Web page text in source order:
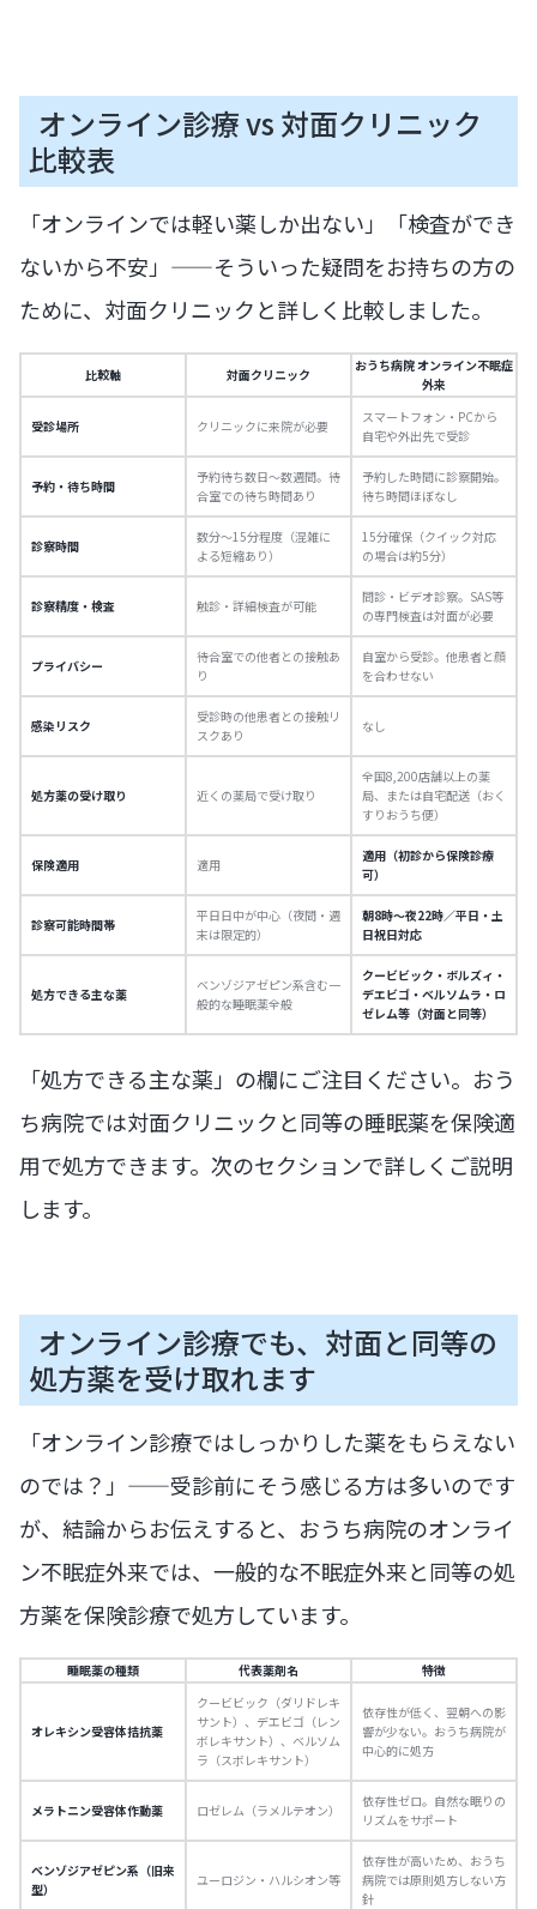
オンライン診療 vs 対面クリニック
比較表
「オンラインでは軽い薬しか出ない」「検査ができ
ないから不安」——そういった疑問をお持ちの方の
ために、対面クリニックと詳しく比較しました。
比較軸 対面クリニック
おうち病院 オンライン不眠症
外来
受診場所 クリニックに来院が必要
スマートフォン・PCから
自宅や外出先で受診
予約・待ち時間
予約待ち数日〜数週間。待
合室での待ち時間あり
予約した時間に診察開始。
待ち時間ほぼなし
診察時間
数分〜15分程度（混雑に
よる短縮あり）
15分確保（クイック対応
の場合は約5分）
診察精度・検査 触診・詳細検査が可能
問診・ビデオ診察。SAS等
の専門検査は対面が必要
プライバシー
待合室での他者との接触あ
り
自室から受診。他患者と顔
を合わせない
感染リスク
受診時の他患者との接触リ
スクあり
なし
処方薬の受け取り 近くの薬局で受け取り
全国8,200店舗以上の薬
局、または自宅配送（おく
すりおうち便）
保険適用 適用
適用（初診から保険診療
可）
診察可能時間帯
平日日中が中心（夜間・週
末は限定的）
朝8時〜夜22時／平日・土
日祝日対応
処方できる主な薬
ベンゾジアゼピン系含む一
般的な睡眠薬全般
クービビック・ボルズィ・
デエビゴ・ベルソムラ・ロ
ゼレム等（対面と同等）
「処方できる主な薬」の欄にご注目ください。おう
ち病院では対面クリニックと同等の睡眠薬を保険適
用で処方できます。次のセクションで詳しくご説明
します。
オンライン診療でも、対面と同等の
処方薬を受け取れます
「オンライン診療ではしっかりした薬をもらえない
のでは？」——受診前にそう感じる方は多いのです
が、結論からお伝えすると、おうち病院のオンライ
ン不眠症外来では、一般的な不眠症外来と同等の処
方薬を保険診療で処方しています。
睡眠薬の種類 代表薬剤名 特徴
オレキシン受容体拮抗薬
クービビック（ダリドレキ
サント）、デエビゴ（レン
ボレキサント）、ベルソム
ラ（スボレキサント）
依存性が低く、翌朝への影
響が少ない。おうち病院が
中心的に処方
メラトニン受容体作動薬 ロゼレム（ラメルテオン）
依存性ゼロ。自然な眠りの
リズムをサポート
ベンゾジアゼピン系（旧来
型）
ユーロジン・ハルシオン等
依存性が高いため、おうち
病院では原則処方しない方
針